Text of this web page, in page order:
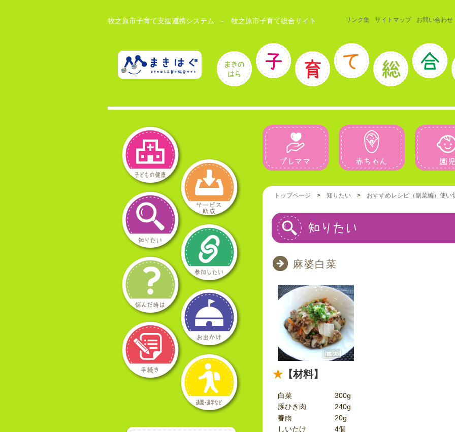
牧之原市子育て支援連携システム - 牧之原市子育て総合サイト リンク集 サイトマップ お問い合わせ
プレママ 赤ちゃん
トップページ > 知りたい > おすすめレシピ（副菜編） 使い
麻婆白菜
【材料】
白菜 300g
豚ひき肉 240g
春雨 20g
しいたけ 4個